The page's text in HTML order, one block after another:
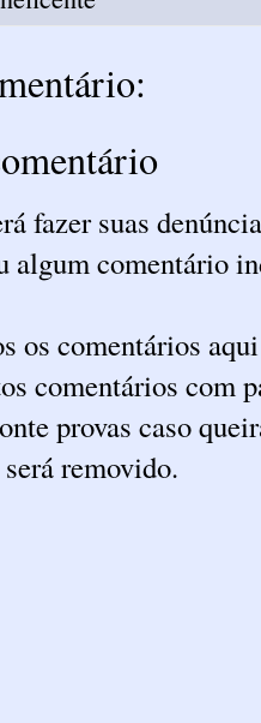
fazer suas
algum comentário
os comentários
comentários com
provas caso
removido.